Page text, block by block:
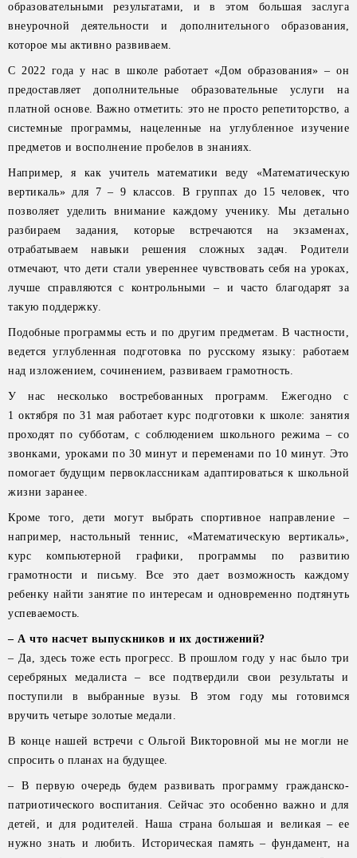
образовательными результатами, и в этом большая заслуга
внеурочной деятельности и дополнительного образования,
которое мы активно развиваем.
С 2022 года у нас в школе работает «Дом образования» – он
предоставляет дополнительные образовательные услуги на
платной основе. Важно отметить: это не просто репетиторство, а
системные программы, нацеленные на углубленное изучение
предметов и восполнение пробелов в знаниях.
Например, я как учитель математики веду «Математическую
вертикаль» для 7 – 9 классов. В группах до 15 человек, что
позволяет уделить внимание каждому ученику. Мы детально
разбираем задания, которые встречаются на экзаменах,
отрабатываем навыки решения сложных задач. Родители
отмечают, что дети стали увереннее чувствовать себя на уроках,
лучше справляются с контрольными – и часто благодарят за
такую поддержку.
Подобные программы есть и по другим предметам. В частности,
ведется углубленная подготовка по русскому языку: работаем
над изложением, сочинением, развиваем грамотность.
У нас несколько востребованных программ. Ежегодно с
1 октября по 31 мая работает курс подготовки к школе: занятия
проходят по субботам, с соблюдением школьного режима – со
звонками, уроками по 30 минут и переменами по 10 минут. Это
помогает будущим первоклассникам адаптироваться к школьной
жизни заранее.
Кроме того, дети могут выбрать спортивное направление –
например, настольный теннис, «Математическую вертикаль»,
курс компьютерной графики, программы по развитию
грамотности и письму. Все это дает возможность каждому
ребенку найти занятие по интересам и одновременно подтянуть
успеваемость.
– А что насчет выпускников и их достижений?
– Да, здесь тоже есть прогресс. В прошлом году у нас было три
серебряных медалиста – все подтвердили свои результаты и
поступили в выбранные вузы. В этом году мы готовимся
вручить четыре золотые медали.
В конце нашей встречи с Ольгой Викторовной мы не могли не
спросить о планах на будущее.
– В первую очередь будем развивать программу гражданско-
патриотического воспитания. Сейчас это особенно важно и для
детей, и для родителей. Наша страна большая и великая – ее
нужно знать и любить. Историческая память – фундамент, на